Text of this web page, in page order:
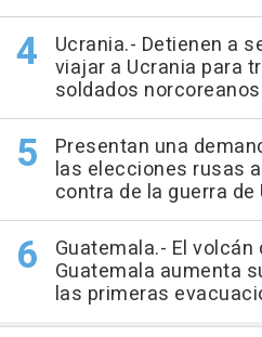
Ucrania.- Detienen a
viajar a Ucrania para
soldados norcoreanos
Presentan una
las elecciones rusas
contra de la guerra de
Guatemala.- El volcán
Guatemala aumenta
las primeras